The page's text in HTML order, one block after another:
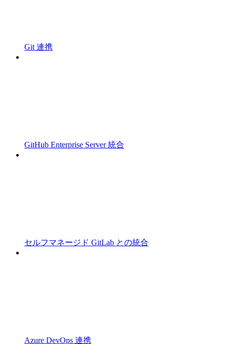
Git 連携
GitHub Enterprise Server 統合
セルフマネージド GitLab との統合
Azure DevOps 連携